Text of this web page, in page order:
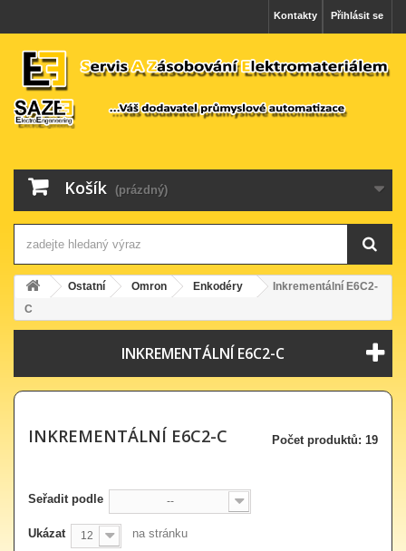
Přihlásit se
Kontakty
Košík (prázdný)
Ostatní Omron Enkodéry
Inkrementální E6C2-
C
INKREMENTÁLNÍ E6C2-C
INKREMENTÁLNÍ E6C2-C Počet produktů: 19
Seřadit podle --
Ukázat 12 na stránku